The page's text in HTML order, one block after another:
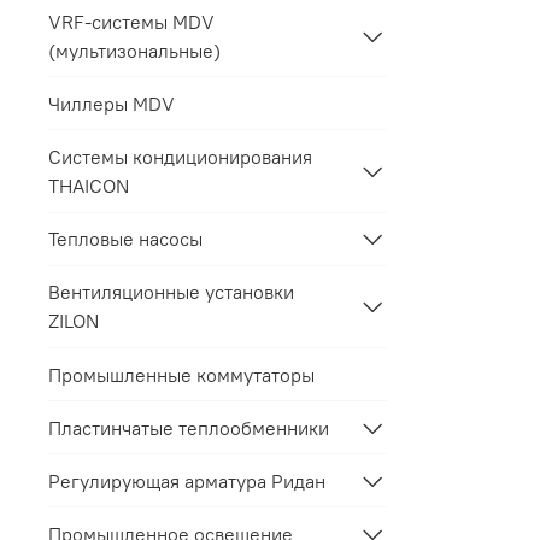
VRF-системы MDV
(мультизональные)
Чиллеры MDV
Системы кондиционирования
THAICON
Тепловые насосы
Вентиляционные установки
ZILON
Промышленные коммутаторы
Пластинчатые теплообменники
Регулирующая арматура Ридан
Промышленное освещение